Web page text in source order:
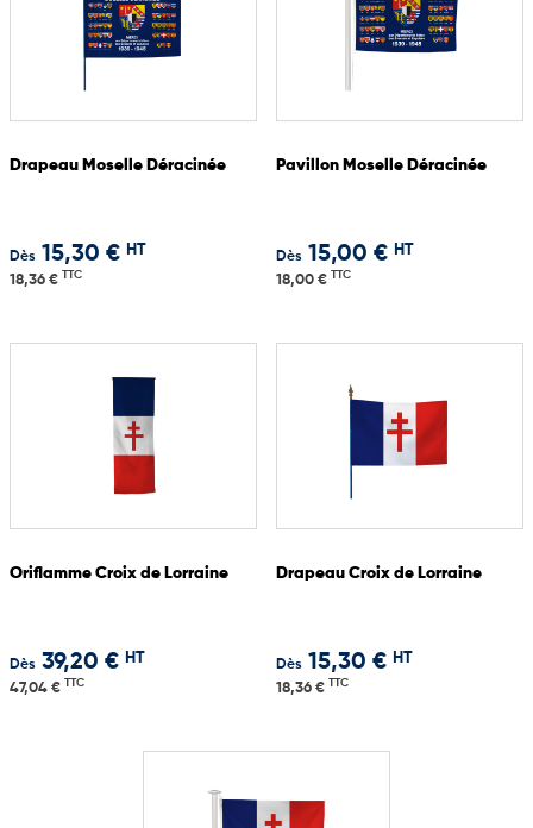
Drapeau Moselle Déracinée
Dès 15,30 € HT
18,36 € TTC
Pavillon Moselle Déracinée
Dès 15,00 € HT
18,00 € TTC
Oriflamme Croix de Lorraine
Dès 39,20 € HT
47,04 € TTC
Drapeau Croix de Lorraine
Dès 15,30 € HT
18,36 € TTC